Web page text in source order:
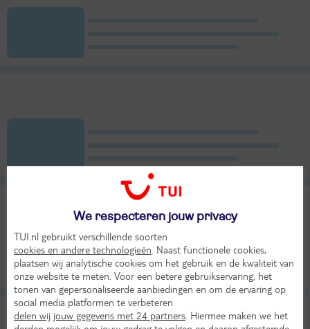
We respecteren jouw privacy
TUI.nl gebruikt verschillende soorten
cookies en andere technologieën . Naast functionele cookies,
plaatsen wij analytische cookies om het gebruik en de kwaliteit van
onze website te meten. Voor een betere gebruikservaring, het
tonen van gepersonaliseerde aanbiedingen en om de ervaring op
social media platformen te verbeteren
delen wij jouw gegevens met 24 partners . Hiermee maken we het